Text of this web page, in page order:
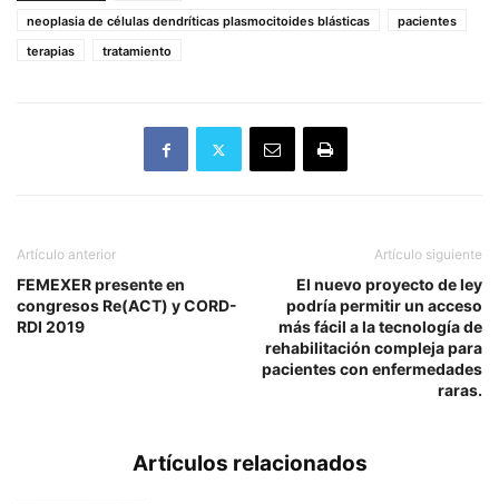
neoplasia de células dendríticas plasmocitoides blásticas
pacientes
terapias
tratamiento
Artículo anterior
FEMEXER presente en
congresos Re(ACT) y CORD-
RDI 2019
Artículo siguiente
El nuevo proyecto de ley
podría permitir un acceso
más fácil a la tecnología de
rehabilitación compleja para
pacientes con enfermedades
raras.
Artículos relacionados